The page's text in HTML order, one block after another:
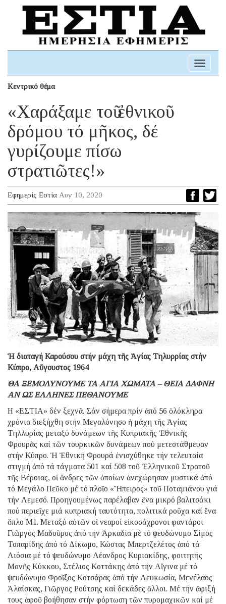
Toggle
Κεντρικό θέμα
«Χαράξαμε τοῦ ἐθνικοῦ
δρόμου τό μῆκος, δέ
γυρίζουμε πίσω
στρατιῶτες!»
Εφημερίς Εστία Αυγ 10, 2020
Ἡ διαταγή Καρούσου στήν μάχη τῆς Ἁγίας Τηλυρρίας στήν
Κύπρο, Αὔγουστος 1964
ΘΑ ΞΕΜΟΛΥΝΟΥΜΕ ΤΑ ΑΓΙΑ ΧΩΜΑΤΑ – ΘΕΙΑ ΔΑΦΝΗ
ΑΝ ΩΣ ΕΛΛΗΝΕΣ ΠΕΘΑΝΟΥΜΕ
Η «ΕΣΤΙΑ» δέν ξεχνᾶ. Σάν σήμερα πρίν ἀπό 56 ὁλόκληρα
χρόνια διεξήχθη στήν Μεγαλόνησο ἡ μάχη τῆς Ἁγίας
Τηλλυρίας μεταξύ δυνάμεων τῆς Κυπριακῆς Ἐθνικῆς
Φρουρᾶς καί τῶν τουρκικῶν δυνάμεων πού μετεστάθμευαν
στήν Κύπρο. Ἡ Ἐθνική Φρουρά ἐνισχύθηκε τήν τελευταία
στιγμή ἀπό τά τάγματα 501 καί 508 τοῦ Ἑλληνικοῦ Στρατοῦ
τῆς Βέροιας, οἱ ἄνδρες τῶν ὁποίων ἀνεχώρησαν μυστικά ἀπό
τό Μεγάλο Πεῦκο μέ τό πλοῖο «Ἤπειρος» τοῦ Ποταμιάνου γιά
τήν Λεμεσό. Προηγουμένως παρέλαβαν ἕνα μικρό βαλιτσάκι
πού περιεῖχε μιά κυπριακή ταυτότητα, πολιτικά ροῦχα καί ἕνα
ὅπλο M1. Μεταξύ αὐτῶν οἱ νεαροί εἰκοσάχρονοι φαντάροι
Γιῶργος Μαδοῦρος ἀπό τήν Ἀρκαδία μέ τό ψευδώνυμο Σίμος
Τοπαρίδης ἀπό τό Δίκωμο, Κώστας Μπερτζελέτος ἀπό τά
Λιόσια μέ τό ψευδώνυμο Λέανδρος Κυριακίδης, φοιτητής
Μονῆς Κύκκου, Στέλιος Κοττάκης ἀπό τήν Αἴγινα μέ τό
ψευδώνυμο Φροῖξος Κοτσάρας ἀπό τήν Λευκωσία, Μενέλαος
Ἀλαίσκας, Γιῶργος Ρούτσης καί δεκάδες ἄλλοι. Μέ τήν ἄφιξή
τους ἀφοῦ βοήθησαν στήν φόρτωση τῶν πυρομαχικῶν καί μέ